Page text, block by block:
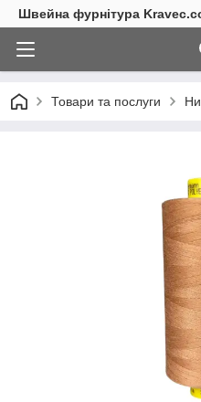
Швейна фурнітура
Товари та послуги